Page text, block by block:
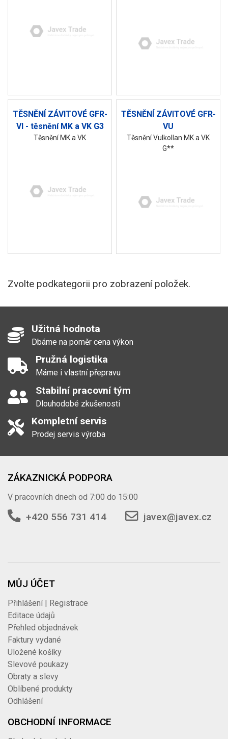
TĚSNĚNÍ ZÁVITOVÉ GFR-
VI - těsnění MK a VK G3
Těsnění MK a VK
TĚSNĚNÍ ZÁVITOVÉ GFR-
VU
Těsnění Vulkollan MK a VK
G**
Zvolte podkategorii pro zobrazení položek.
Užitná hodnota
Dbáme na poměr cena výkon
Pružná logistika
Máme i vlastní přepravu
Stabilní pracovní tým
Dlouhodobé zkušenosti
Kompletní servis
Prodej servis výroba
ZÁKAZNICKÁ PODPORA
V pracovních dnech od 7:00 do 15:00
+420 556 731 414 javex@javex.cz
MŮJ ÚČET
Přihlášení | Registrace
Editace údajů
Přehled objednávek
Faktury vydané
Uložené košíky
Slevové poukazy
Obraty a slevy
Oblíbené produkty
Odhlášení
OBCHODNÍ INFORMACE